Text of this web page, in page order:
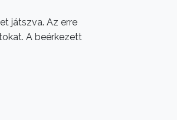
játszva. Az erre
A beérkezett